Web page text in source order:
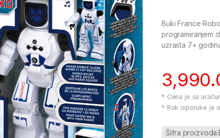
Buki France
programiranjem
uzrasta 7+
* Cena je sa
* Rok isporuke je
Šifra